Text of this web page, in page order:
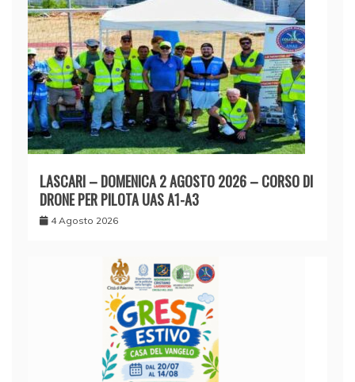
LASCARI – DOMENICA 2 AGOSTO 2026 – CORSO DI
DRONE PER PILOTA UAS A1-A3
4 Agosto 2026